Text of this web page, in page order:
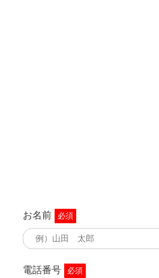
お名前 必須
電話番号 必須